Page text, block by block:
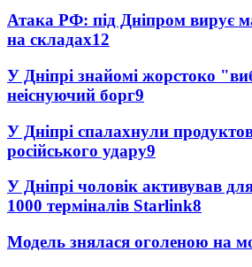
Атака РФ: під Дніпром вирує
на складах12
У Дніпрі знайомі жорстоко
неіснуючий борг9
У Дніпрі спалахнули
російського удару9
У Дніпрі чоловік активував
1000 терміналів Starlink8
Модель знялася оголеною на